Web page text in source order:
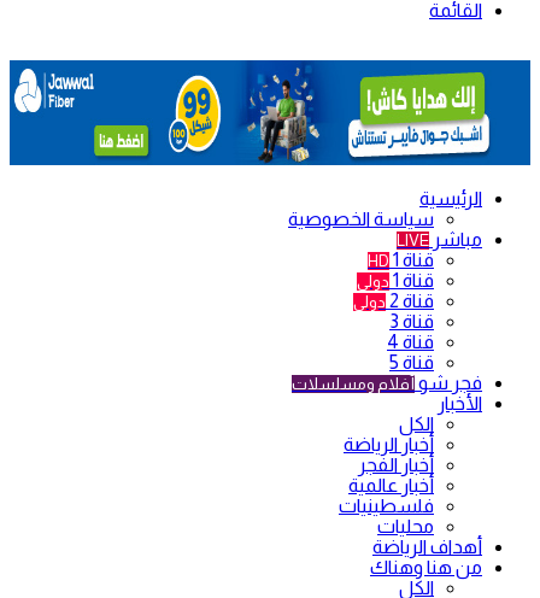
القائمة
الرئيسية
سياسة الخصوصية
مباشر LIVE
قناة 1 HD
قناة 1 دولي
قناة 2 دولي
قناة 3
قناة 4
قناة 5
فجر شو أفلام ومسلسلات
الأخبار
الكل
أخبار الرياضة
أخبار الفجر
أخبار عالمية
فلسطينيات
محليات
أهداف الرياضة
من هنا وهناك
الكل